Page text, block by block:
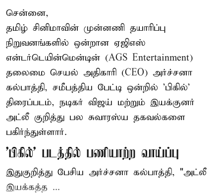
சென்னை,
தமிழ் சினிமாவின் முன்னணி தயாரிப்பு
நிறுவனங்களில் ஒன்றான ஏஜிஎஸ்
என்டர்டெயின்மென்டின் (AGS Entertainment)
தலைமை செயல் அதிகாரி (CEO) அர்ச்சனா
கல்பாத்தி, சமீபத்திய பேட்டி ஒன்றில் 'பிகில்'
திரைப்படம், நடிகர் விஜய் மற்றும் இயக்குனர்
அட்லீ குறித்து பல சுவாரஸ்ய தகவல்களை
பகிர்ந்துள்ளார்.
'பிகில்' படத்தில் பணியாற்ற வாய்ப்பு
இதுகுறித்து பேசிய அர்ச்சனா கல்பாத்தி, "அட்லீ
இயக்கத்த ...